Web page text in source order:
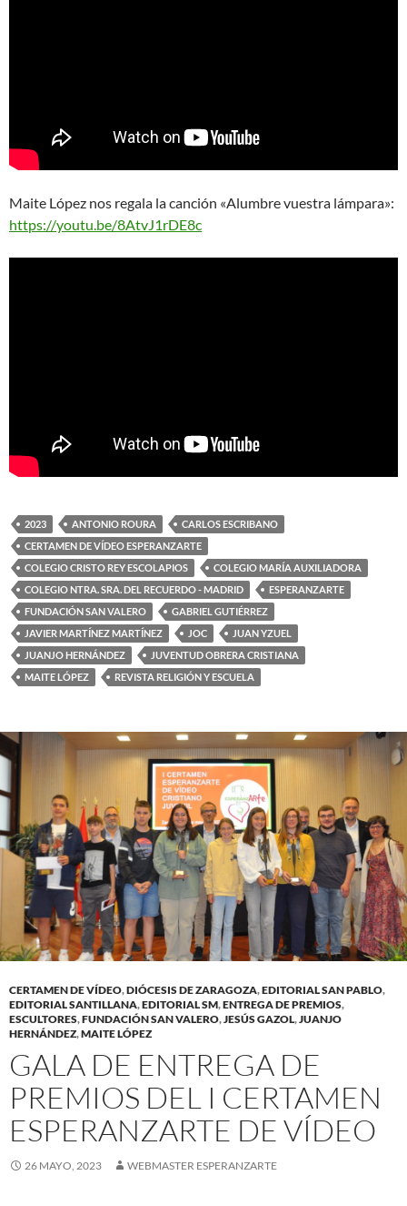
Maite López nos regala la canción «Alumbre vuestra lámpara»:
https://youtu.be/8AtvJ1rDE8c
2023 ANTONIO ROURA
CARLOS ESCRIBANO
CERTAMEN DE VÍDEO ESPERANZARTE
COLEGIO CRISTO REY ESCOLAPIOS
COLEGIO MARÍA AUXILIADORA
COLEGIO NTRA. SRA. DEL RECUERDO - MADRID
ESPERANZARTE
FUNDACIÓN SAN VALERO
GABRIEL GUTIÉRREZ
JAVIER MARTÍNEZ MARTÍNEZ
JOC
JUAN YZUEL
JUANJO HERNÁNDEZ
JUVENTUD OBRERA CRISTIANA
MAITE LÓPEZ
REVISTA RELIGIÓN Y ESCUELA
CERTAMEN DE VÍDEO,DIÓCESIS DE ZARAGOZA,EDITORIAL SAN PABLO,
EDITORIAL SANTILLANA,EDITORIAL SM,ENTREGA DE PREMIOS,
ESCULTORES,FUNDACIÓN SAN VALERO,JESÚS GAZOL,JUANJO
HERNÁNDEZ,MAITE LÓPEZ
GALA DE ENTREGA DE
PREMIOS DEL I CERTAMEN
ESPERANZARTE DE VÍDEO
26 MAYO, 2023 WEBMASTER ESPERANZARTE